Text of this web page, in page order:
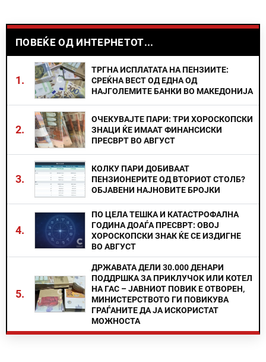
ПОВЕЌЕ ОД ИНТЕРНЕТОТ...
1.
ТРГНА ИСПЛАТАТА НА ПЕНЗИИТЕ:
СРЕЌНА ВЕСТ ОД ЕДНА ОД
НАЈГОЛЕМИТЕ БАНКИ ВО МАКЕДОНИЈА
2.
ОЧЕКУВАЈТЕ ПАРИ: ТРИ ХОРОСКОПСКИ
ЗНАЦИ ЌЕ ИМААТ ФИНАНСИСКИ
ПРЕСВРТ ВО АВГУСТ
3.
КОЛКУ ПАРИ ДОБИВААТ
ПЕНЗИОНЕРИТЕ ОД ВТОРИОТ СТОЛБ?
ОБЈАВЕНИ НАЈНОВИТЕ БРОЈКИ
4.
ПО ЦЕЛА ТЕШКА И КАТАСТРОФАЛНА
ГОДИНА ДОАЃА ПРЕСВРТ: ОВОЈ
ХОРОСКОПСКИ ЗНАК ЌЕ СЕ ИЗДИГНЕ
ВО АВГУСТ
5.
ДРЖАВАТА ДЕЛИ 30.000 ДЕНАРИ
ПОДДРШКА ЗА ПРИКЛУЧОК ИЛИ КОТЕЛ
НА ГАС – ЈАВНИОТ ПОВИК Е ОТВОРЕН,
МИНИСТЕРСТВОТО ГИ ПОВИКУВА
ГРАЃАНИТЕ ДА ЈА ИСКОРИСТАТ
МОЖНОСТА